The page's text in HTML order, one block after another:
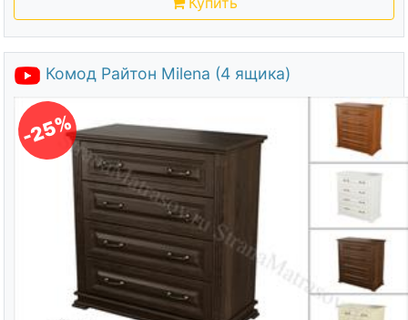
Комод Райтон Milena (4 ящика)
-25%